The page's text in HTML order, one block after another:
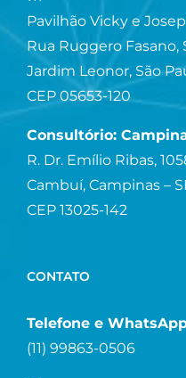
Pavilhão Vicky e
Rua Ruggero Fasano,
Jardim Leonor, São
CEP 05653-120
Consultório:
R. Dr. Emílio Ribas,
Cambuí, Campinas –
CEP 13025-142
CONTATO
Telefone e
(11) 99863-0506